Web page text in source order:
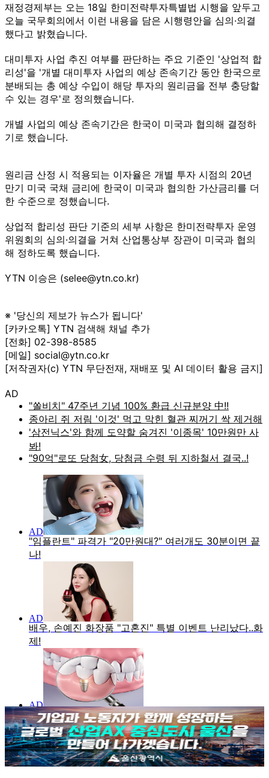
재정경제부는 오는 18일 한미전략투자특별법 시행을 앞두고
오늘 국무회의에서 이런 내용을 담은 시행령안을 심의·의결
했다고 밝혔습니다.
대미투자 사업 추진 여부를 판단하는 주요 기준인 '상업적 합
리성'을 '개별 대미투자 사업의 예상 존속기간 동안 한국으로
분배되는 총 예상 수입이 해당 투자의 원리금을 전부 충당할
수 있는 경우'로 정의했습니다.
개별 사업의 예상 존속기간은 한국이 미국과 협의해 결정하
기로 했습니다.
원리금 산정 시 적용되는 이자율은 개별 투자 시점의 20년
만기 미국 국채 금리에 한국이 미국과 협의한 가산금리를 더
한 수준으로 정했습니다.
상업적 합리성 판단 기준의 세부 사항은 한미전략투자 운영
위원회의 심의·의결을 거쳐 산업통상부 장관이 미국과 협의
해 정하도록 했습니다.
YTN 이승은 (selee@ytn.co.kr)
※ '당신의 제보가 뉴스가 됩니다'
[카카오톡] YTN 검색해 채널 추가
[전화] 02-398-8585
[메일] social@ytn.co.kr
[저작권자(c) YTN 무단전재, 재배포 및 AI 데이터 활용 금지]
AD